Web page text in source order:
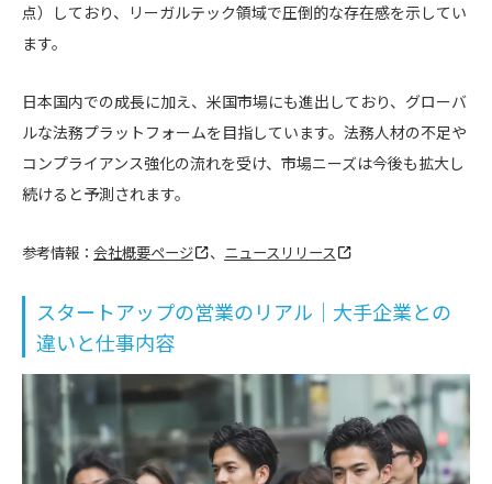
点）しており、リーガルテック領域で圧倒的な存在感を示してい
ます。
日本国内での成長に加え、米国市場にも進出しており、グローバ
ルな法務プラットフォームを目指しています。法務人材の不足や
コンプライアンス強化の流れを受け、市場ニーズは今後も拡大し
続けると予測されます。
参考情報： 会社概要ページ 、 ニュースリリース
スタートアップの営業のリアル｜大手企業との
違いと仕事内容